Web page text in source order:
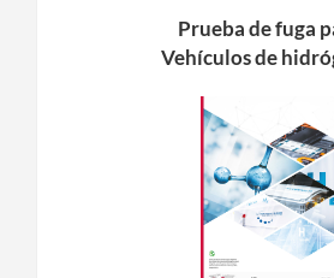
Prueba de fuga
Vehículos de